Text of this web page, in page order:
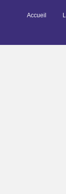
Accueil